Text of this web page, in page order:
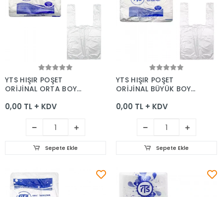
Sepete Ekle
YTS HIŞIR POŞET
ORİJİNAL ORTA BOY
0,00 TL + KDV
Sepete Ekle
Sepete Ekle
YTS HIŞIR POŞET
ORİJİNAL BÜYÜK BOY
0,00 TL + KDV
Sepete Ekle